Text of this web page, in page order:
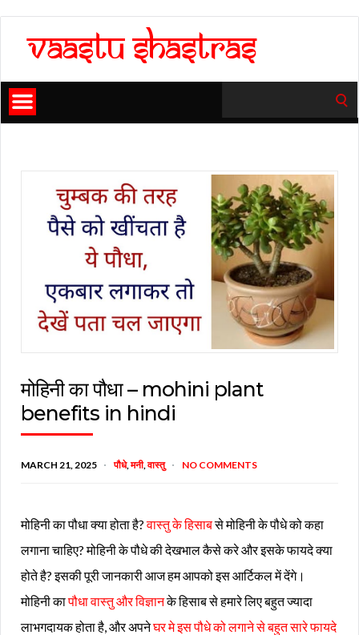
for:
मोहिनी का पौधा – mohini plant
benefits in hindi
MARCH 21, 2025 पौधे,मनी,वास्तु NO COMMENTS
मोहिनी का पौधा क्या होता है?वास्तु के हिसाबसे मोहिनी के पौधे को कहा
लगाना चाहिए? मोहिनी के पौधे की देखभाल कैसे करे और इसके फायदे क्या
होते है? इसकी पूरी जानकारी आज हम आपको इस आर्टिकल में देंगे।
मोहिनी कापौधा वास्तु और विज्ञानके हिसाब से हमारे लिए बहुत ज्यादा
लाभगदायक होता है, और अपनेघर मे इस पौधे को लगाने से बहुत सारे फायदे